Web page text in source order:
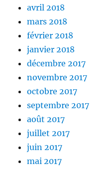
avril 2018
mars 2018
février 2018
janvier 2018
décembre 2017
novembre 2017
octobre 2017
septembre 2017
août 2017
juillet 2017
juin 2017
mai 2017